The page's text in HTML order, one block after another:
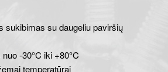
sukibimas su daugeliu paviršių
-30°C iki +80°C
temperatūrai